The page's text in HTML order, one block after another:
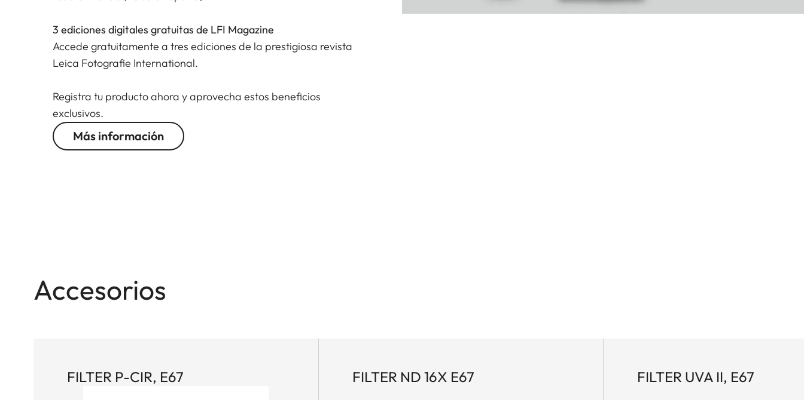
3 ediciones digitales gratuitas de LFI Magazine
Accede gratuitamente a tres ediciones de la prestigiosa revista
Leica Fotografie International.
Registra tu producto ahora y aprovecha estos beneficios
exclusivos.
Más información
Accesorios
FILTER P-CIR, E67 FILTER ND 16X E67 FILTER UVA II, E67